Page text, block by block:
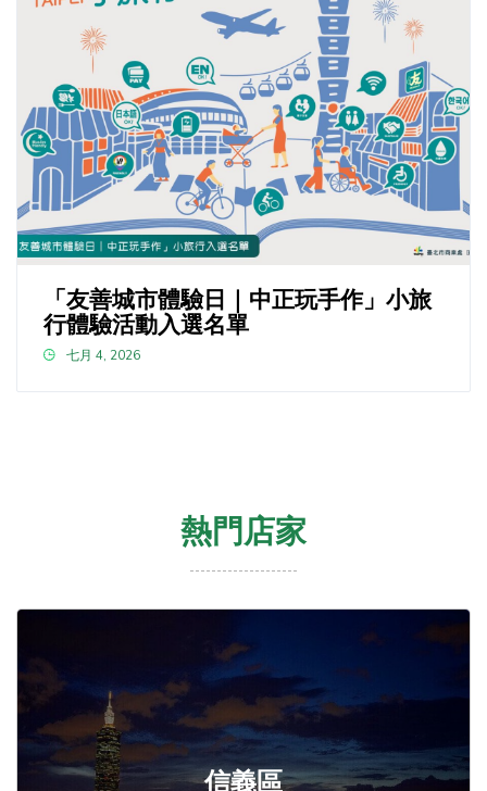
「友善城市體驗日｜中正玩手作」小旅
行體驗活動入選名單
七月 4, 2026
熱門店家
信義區